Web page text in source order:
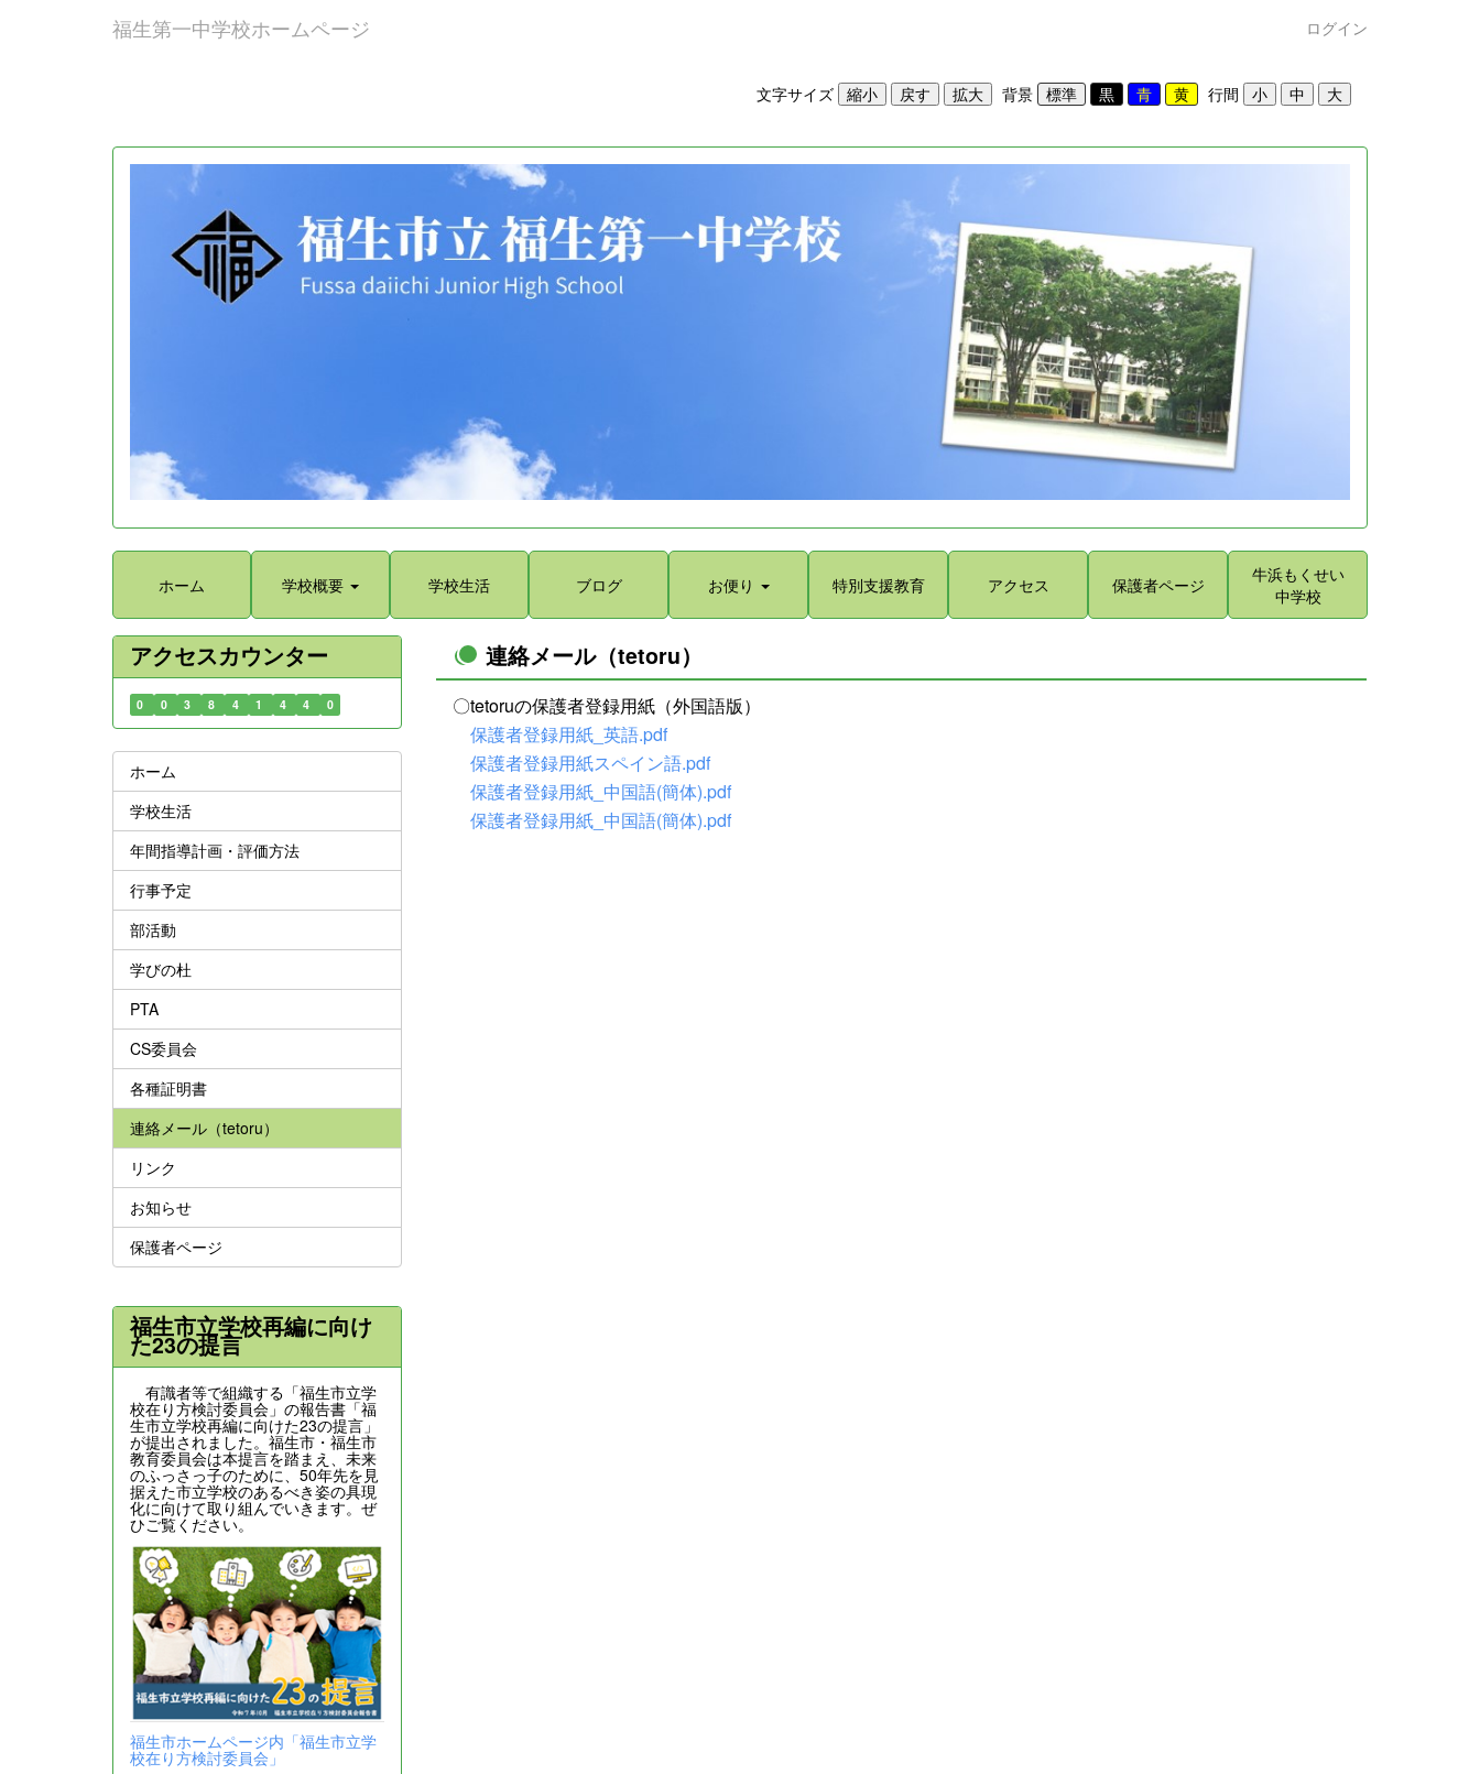
福生第一中学校ホームページ ログイン
文字サイズ 背景 行間
ホーム 学校概要 学校生活 ブログ お便り 特別支援教育 アクセス 保護者ページ
牛浜もくせい
中学校
連絡メール（tetoru）
〇tetoruの保護者登録用紙（外国語版）
保護者登録用紙_英語.pdf
保護者登録用紙スペイン語.pdf
保護者登録用紙_中国語(簡体).pdf
保護者登録用紙_中国語(簡体).pdf
アクセスカウンター
0 0 3 8 4 1 4 4 0
ホーム
学校生活
年間指導計画・評価方法
行事予定
部活動
学びの杜
PTA
CS委員会
各種証明書
連絡メール（tetoru）
リンク
お知らせ
保護者ページ
福生市立学校再編に向け
た23の提言
有識者等で組織する「福生市立学
校在り方検討委員会」の報告書「福
生市立学校再編に向けた23の提言」
が提出されました。福生市・福生市
教育委員会は本提言を踏まえ、未来
のふっさっ子のために、50年先を見
据えた市立学校のあるべき姿の具現
化に向けて取り組んでいきます。ぜ
ひご覧ください。
福生市ホームページ内「福生市立学
校在り方検討委員会」